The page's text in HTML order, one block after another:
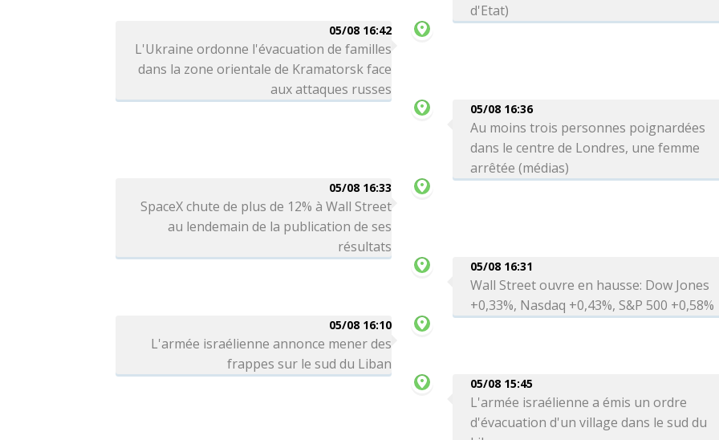
d'Etat)
05/08 16:42
L'Ukraine ordonne l'évacuation de familles
dans la zone orientale de Kramatorsk face
aux attaques russes
05/08 16:36
Au moins trois personnes poignardées
dans le centre de Londres, une femme
arrêtée (médias)
05/08 16:33
SpaceX chute de plus de 12% à Wall Street
au lendemain de la publication de ses
résultats
05/08 16:31
Wall Street ouvre en hausse: Dow Jones
+0,33%, Nasdaq +0,43%, S&P 500 +0,58%
05/08 16:10
L'armée israélienne annonce mener des
frappes sur le sud du Liban
05/08 15:45
L'armée israélienne a émis un ordre
d'évacuation d'un village dans le sud du